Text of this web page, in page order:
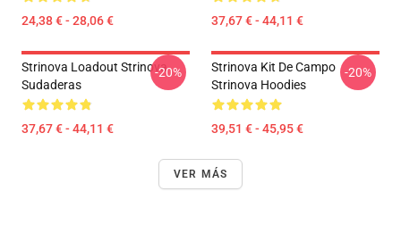
24,38 € - 28,06 € 37,67 € - 44,11 €
Strinova Loadout Strinova
Sudaderas
37,67 € - 44,11 €
-20%
Strinova Kit De Campo
Strinova Hoodies
39,51 € - 45,95 €
-20%
VER MÁS